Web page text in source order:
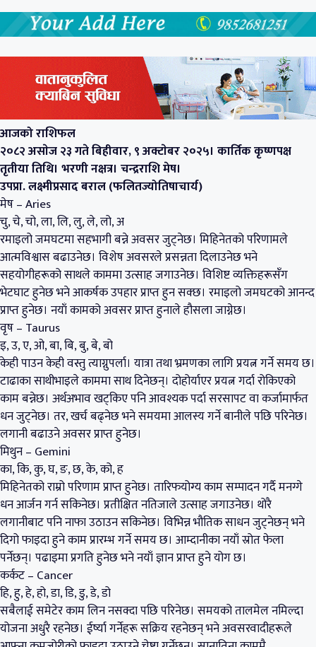
आजको राशिफल
२०८२ असाेज २३ गते बिहीवार, ९ अक्टाेबर २०२५। कार्तिक कृष्णपक्ष
तृतीया तिथि। भरणी नक्षत्र। चन्द्रराशि मेष।
उपप्रा. लक्ष्मीप्रसाद बराल (फलितज्योतिषाचार्य)
मेष – Aries
चु, चे, चो, ला, लि, लु, ले, लो, अ
रमाइलो जमघटमा सहभागी बन्ने अवसर जुट्नेछ। मिहिनेतको परिणामले
आत्मविश्वास बढाउनेछ। विशेष अवसरले प्रसन्नता दिलाउनेछ भने
सहयोगीहरूको साथले काममा उत्साह जगाउनेछ। विशिष्ट व्यक्तिहरूसँग
भेटघाट हुनेछ भने आकर्षक उपहार प्राप्त हुन सक्छ। रमाइलो जमघटको आनन्द
प्राप्त हुनेछ। नयाँ कामको अवसर प्राप्त हुनाले हौसला जाग्नेछ।
वृष – Taurus
इ, उ, ए, ओ, बा, बि, बु, बे, बो
केही पाउन केही वस्तु त्याग्नुपर्ला। यात्रा तथा भ्रमणका लागि प्रयत्न गर्ने समय छ।
टाढाका साथीभाइले काममा साथ दिनेछन्। दोहोर्याएर प्रयत्न गर्दा रोकिएको
काम बन्नेछ। अर्थअभाव खट्किए पनि आवश्यक पर्दा सरसापट वा कर्जामार्फत
धन जुट्नेछ। तर, खर्च बढ्नेछ भने समयमा आलस्य गर्ने बानीले पछि परिनेछ।
लगानी बढाउने अवसर प्राप्त हुनेछ।
मिथुन – Gemini
का, कि, कु, घ, ङ, छ, के, को, ह
मिहिनेतको राम्रो परिणाम प्राप्त हुनेछ। तारिफयोग्य काम सम्पादन गर्दै मनग्गे
धन आर्जन गर्न सकिनेछ। प्रतीक्षित नतिजाले उत्साह जगाउनेछ। थोरै
लगानीबाट पनि नाफा उठाउन सकिनेछ। विभिन्न भौतिक साधन जुट्नेछन् भने
दिगो फाइदा हुने काम प्रारम्भ गर्ने समय छ। आम्दानीका नयाँ स्रोत फेला
पर्नेछन्। पढाइमा प्रगति हुनेछ भने नयाँ ज्ञान प्राप्त हुने योग छ।
कर्कट – Cancer
हि, हु, हे, हो, डा, डि, डु, डे, डो
सबैलाई समेटेर काम लिन नसक्दा पछि परिनेछ। समयको तालमेल नमिल्दा
योजना अधुरै रहनेछ। ईर्ष्या गर्नेहरू सक्रिय रहनेछन् भने अवसरवादीहरूले